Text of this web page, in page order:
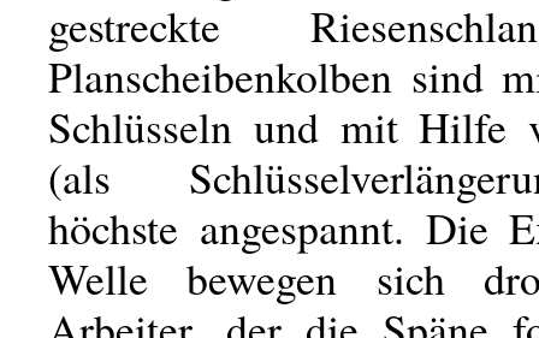
gestreckte
Planscheibenkolben sind
Schlüsseln und mit Hilfe
(als
höchste angespannt. Die
Welle bewegen sich